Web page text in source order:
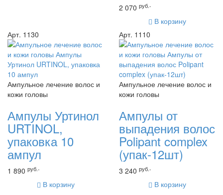
2 070 руб.-
В корзину
Арт. 1130
Ампульное лечение волос и
кожи головы
Ампулы Уртинол
URTINOL,
упаковка 10
ампул
1 890 руб.-
В корзину
Арт. 1110
Ампульное лечение волос и
кожи головы
Ампулы от
выпадения волос
Polipant complex
(упак-12шт)
3 240 руб.-
В корзину